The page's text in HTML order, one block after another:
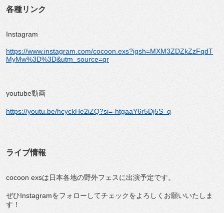
各種リンク
Instagram
https://www.instagram.com/cocoon.exs?igsh=MXM3ZDZkZzFqdT
MyMw%3D%3D&utm_source=qr
youtube動画
https://youtu.be/hcyckHe2iZQ?si=-htgaaY6r5Dj5S_q
ライブ情報
cocoon exsは日本各地の野外フェスに出演予定です。
ぜひInstagramをフォローしてチェックをよろしくお願いいたしま
す！